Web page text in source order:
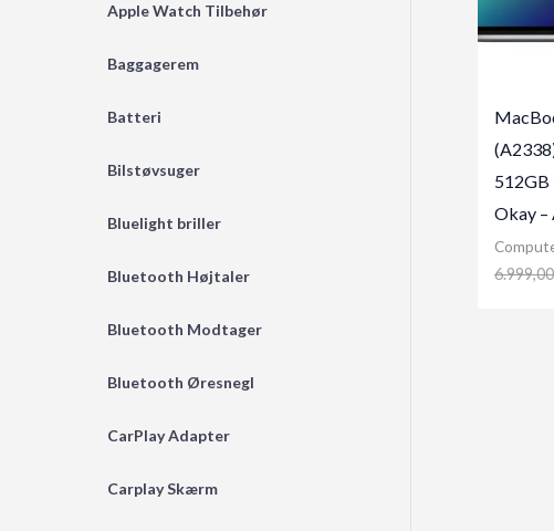
Apple Watch Tilbehør
Baggagerem
Batteri
Bilstøvsuger
Bluelight briller
Bluetooth Højtaler
Bluetooth Modtager
Bluetooth Øresnegl
CarPlay Adapter
Carplay Skærm
512GB
Okay –